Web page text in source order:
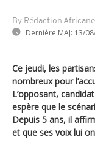
By Rédaction
Dernière MAJ: 13/
Ce jeudi, les
nombreux pour
L’opposant,
espère que le
Depuis 5 ans, il
et que ses voix lui